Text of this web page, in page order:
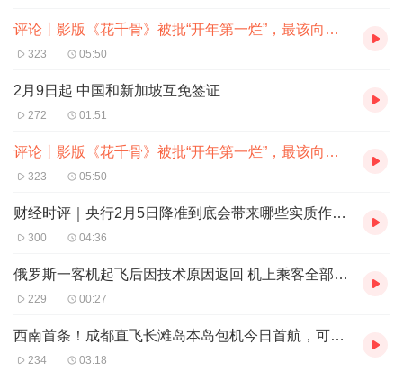
领之后持续多年、方兴未艾的仙侠剧浪潮。从IP视角上看，
↑左为电视剧《花千骨》，右为电影《花千骨》。
如果观众真的走进电影院观看《花千骨》，就会发现电影的
票房惨淡在情理之中。因为诚如一些观众所评价的，电影
《花千骨》是“开年第一烂”，在剧版的对照下，它呈现出多
比如剧情降级——50集的篇幅浓缩为97分钟的时长，影片
是省却逻辑与过程的“加速”，导致剧情像“故事梗概”，没有
不断提高的背景下，电影《花千骨》的绿幕拍摄、五毛特效
均相当出戏。又比如演员和表演降级——影版的两位主演不
评论丨影版《花千骨》被批“开年第一烂”，最该向谁道歉
323 05:50
2月9日起 中国和新加坡互免签证
272 01:51
评论丨影版《花千骨》被批“开年第一烂”，最该向谁道歉
323 05:50
财经时评｜央行2月5日降准到底会带来哪些实质作用？
300 04:36
俄罗斯一客机起飞后因技术原因返回 机上乘客全部安全
229 00:27
西南首条！成都直飞长滩岛本岛包机今日首航，可节约两小时车程
234 03:18